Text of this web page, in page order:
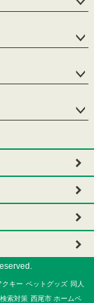
クキー ペットグッズ 同人
索対策 西尾市 ホームペ